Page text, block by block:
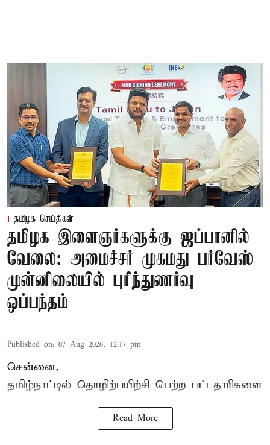
தமிழக செய்திகள்
தமிழக இளைஞர்களுக்கு ஜப்பானில்
வேலை: அமைச்சர் முகமது பர்வேஸ்
முன்னிலையில் புரிந்துணர்வு
ஒப்பந்தம்
Published on: 07 Aug 2026, 12:17 pm
சென்னை,
தமிழ்நாட்டில் தொழிற்பயிற்சி பெற்ற பட்டதாரிகளை
Read More